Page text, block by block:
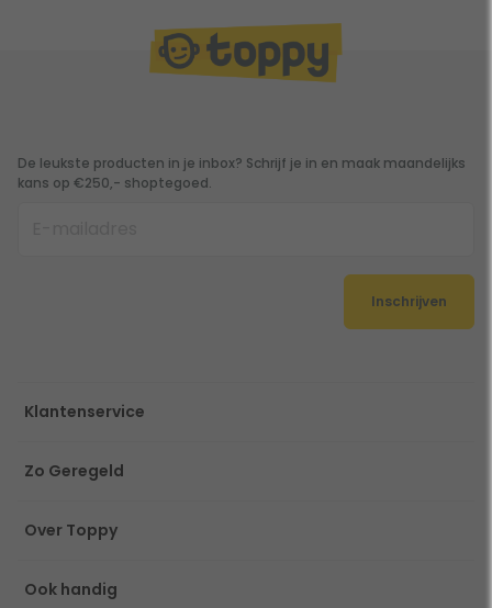
De leukste producten in je inbox? Schrijf je in en maak maandelijks
kans op €250,- shoptegoed.
Inschrijven
Klantenservice
Zo Geregeld
Over Toppy
Ook handig